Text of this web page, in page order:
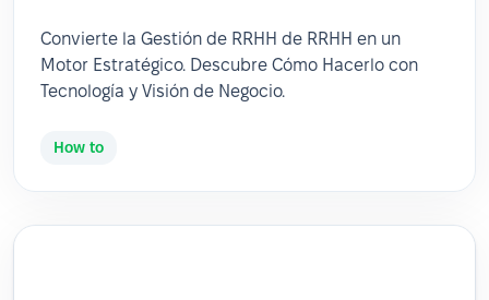
Convierte la Gestión de RRHH de RRHH en un
Motor Estratégico. Descubre Cómo Hacerlo con
Tecnología y Visión de Negocio.
How to